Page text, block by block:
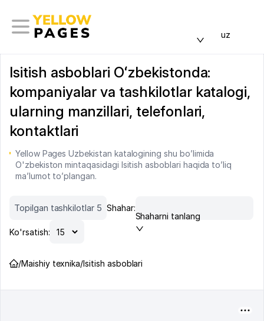
uz
Isitish asboblari Oʻzbekistonda:
kompaniyalar va tashkilotlar katalogi,
ularning manzillari, telefonlari,
kontaktlari
Yellow Pages Uzbekistan katalogining shu bo’limida
O'zbekiston mintaqasidagi Isitish asboblari haqida to’liq
ma’lumot to’plangan.
Topilgan tashkilotlar 5 Shahar:
Shaharni tanlang
Ko'rsatish:
/Maishiy texnika/Isitish asboblari